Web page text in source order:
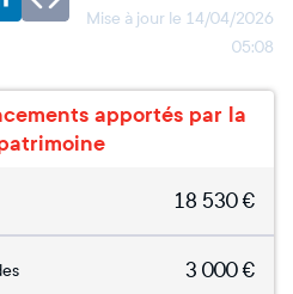
Mise à jour le 14/04/2026
05:08
apportés par la
18 530€
3 000€